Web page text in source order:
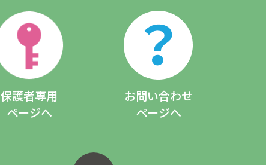
保護者専用
ページへ
お問い合わせ
ページへ